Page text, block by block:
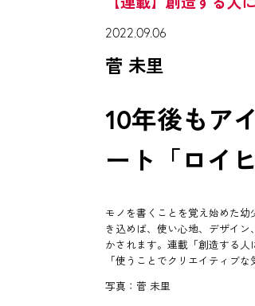
2022.09.06
菅 未里
10年後もア
ート「ロイ
モノを書くことを覚え始めた
き込めば、使い心地、デザイ
かされます。連載「創造する
「使うことでクリエイティブ
写真：菅 未里